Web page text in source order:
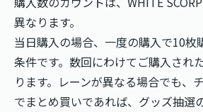
異なります。
当日購入の場合、一度の購入で10枚
条件です。数回にわけてご購入され
ります。レーンが異なる場合でも、
でまとめ買いであれば、グッズ抽選